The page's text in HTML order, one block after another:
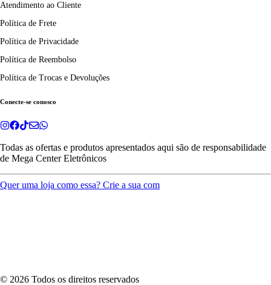
Atendimento ao Cliente
Política de Frete
Política de Privacidade
Política de Reembolso
Política de Trocas e Devoluções
Conecte-se conosco
Todas as ofertas e produtos apresentados aqui são de responsabilidade
de Mega Center Eletrônicos
Quer uma loja como essa? Crie a sua com
© 2026 Todos os direitos reservados